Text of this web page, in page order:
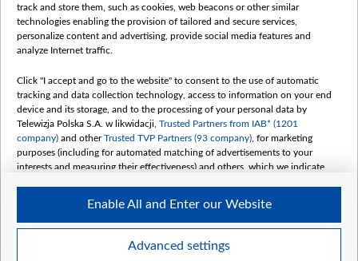
Белсат news
Белсат Life
Belsat English
Biełsat PL
Белсат Now
Белсат Shorts
Белсат History
Белсат Music
Белсат Doc
My consents
track and store them, such as cookies, web beacons or other similar
technologies enabling the provision of tailored and secure services,
personalize content and advertising, provide social media features and
analyze Internet traffic.
Click "I accept and go to the website" to consent to the use of automatic
tracking and data collection technology, access to information on your end
device and its storage, and to the processing of your personal data by
Telewizja Polska S.A. w likwidacji, Trusted Partners from IAB* (1201
company) and otherTrusted TVP Partners (93 company) , for marketing
purposes (including for automated matching of advertisements to your
interests and measuring their effectiveness) and others, which we indicate
The purposes of processing your data by TVP S.A. w likwidacji are as
follows:
Use limited data to select advertising
Advanced settings
Enable All and Enter our Website